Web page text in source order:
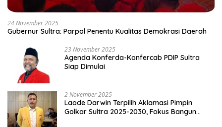
24 November 2025
Gubernur Sultra: Parpol Penentu Kualitas Demokrasi Daerah
23 November 2025
Agenda Konferda-Konfercab PDIP Sultra
Siap Dimulai
2 November 2025
Laode Darwin Terpilih Aklamasi Pimpin
Golkar Sultra 2025-2030, Fokus Bangun